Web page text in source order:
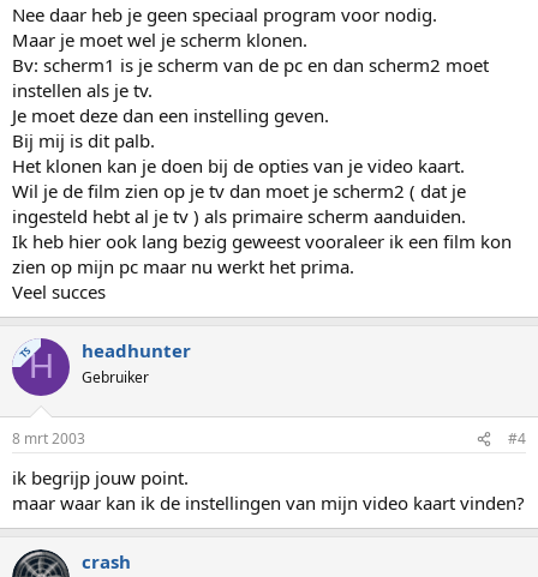
Nee daar heb je geen speciaal program voor nodig.
Maar je moet wel je scherm klonen.
Bv: scherm1 is je scherm van de pc en dan scherm2 moet
instellen als je tv.
Je moet deze dan een instelling geven.
Bij mij is dit palb.
Het klonen kan je doen bij de opties van je video kaart.
Wil je de film zien op je tv dan moet je scherm2 ( dat je
ingesteld hebt al je tv ) als primaire scherm aanduiden.
Ik heb hier ook lang bezig geweest vooraleer ik een film kon
zien op mijn pc maar nu werkt het prima.
Veel succes
TSH headhunter
Gebruiker
8 mrt 2003 #4
ik begrijp jouw point.
maar waar kan ik de instellingen van mijn video kaart vinden?
crash